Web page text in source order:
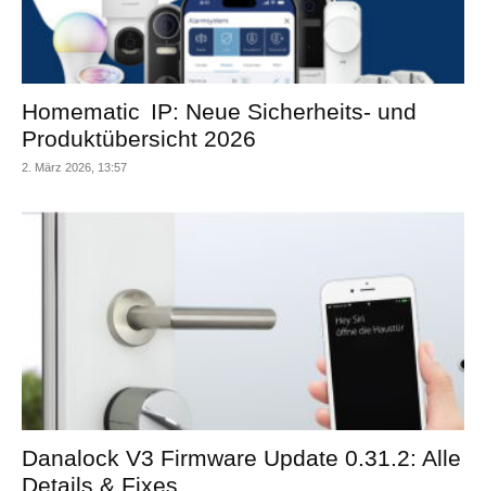
Homematic IP: Neue Sicherheits- und
Produktübersicht 2026
2. März 2026, 13:57
Danalock V3 Firmware Update 0.31.2: Alle
Details & Fixes